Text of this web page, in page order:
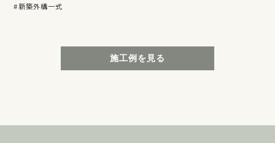
新築外構一式
施工例を見る